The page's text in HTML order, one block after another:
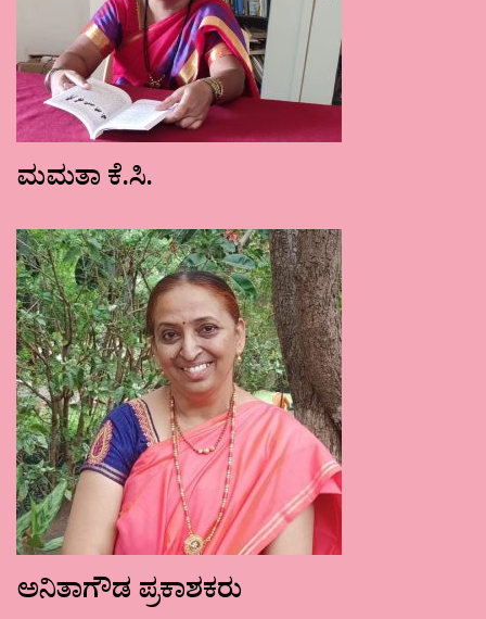
ಮಮತಾ ಕೆ.ಸಿ.
ಅನಿತಾಗೌಡ ಪ್ರಕಾಶಕರು